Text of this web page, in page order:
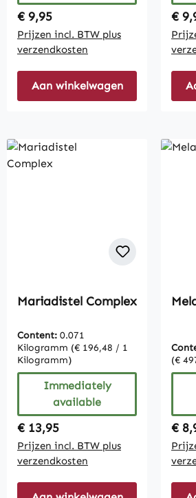
Regular price:
€ 9,95
Prijzen incl. BTW plus
verzendkosten
Aan winkelwagen
€
Mariadistel Complex
Content: 0.071
Kilogramm (€ 196,48 / 1
Kilogramm)
Immediately
available
Regular price:
€ 13,95
Prijzen incl. BTW plus
verzendkosten
(€
€